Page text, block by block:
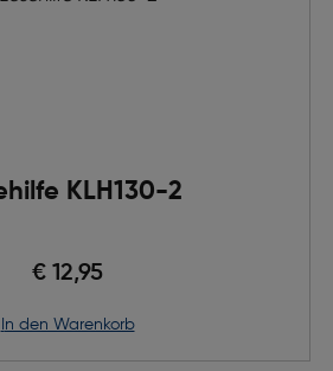
KLH130-2
€ 12,95
in den Warenkorb